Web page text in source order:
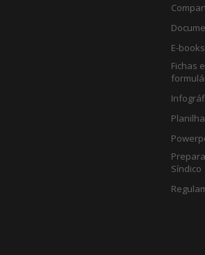
E-books
Fichas e
Síndico